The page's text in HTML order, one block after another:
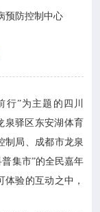


预防控制中心
”为主题的四川
泉驿区东安湖体育
制局、成都市龙泉
集市”的全民嘉年
验的互动之中，